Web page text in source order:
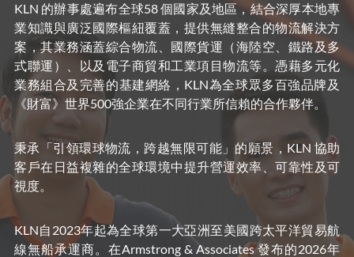
KLN 的辦事處遍布全球58 個國家及地區，結合深厚本地專
業知識與廣泛國際樞紐覆蓋，提供無縫整合的物流解決方
案，其業務涵蓋綜合物流、國際貨運（海陸空、鐵路及多
式聯運）、以及電子商貿和工業項目物流等。憑藉多元化
業務組合及完善的基建網絡，KLN為全球眾多百強品牌及
《財富》世界500強企業在不同行業所信賴的合作夥伴。
秉承「引領環球物流，跨越無限可能」的願景，KLN 協助
客戶在日益複雜的全球環境中提升營運效率、可靠性及可
視度。
KLN自2023年起為全球第一大亞洲至美國跨太平洋貿易航
線無船承運商。在Armstrong & Associates 發布的2026年